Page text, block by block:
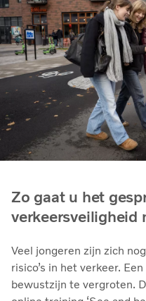
Zo gaat u het
verkeersveiligheid
Veel jongeren zijn zich
risico’s in het verkeer.
bewustzijn te vergroten.